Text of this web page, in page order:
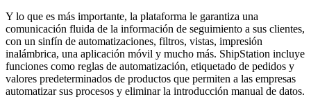
Y lo que es más importante, la plataforma le garantiza una
comunicación fluida de la información de seguimiento a sus clientes,
con un sinfín de automatizaciones, filtros, vistas, impresión
inalámbrica, una aplicación móvil y mucho más. ShipStation incluye
funciones como reglas de automatización, etiquetado de pedidos y
valores predeterminados de productos que permiten a las empresas
automatizar sus procesos y eliminar la introducción manual de datos.